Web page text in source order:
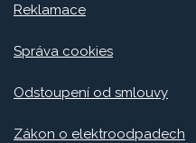
Reklamace
Správa cookies
Odstoupení od smlouvy
Zákon o elektroodpadech